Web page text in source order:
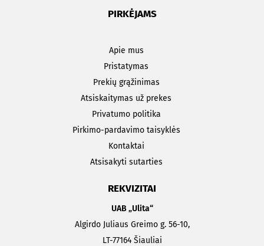
PIRKĖJAMS
Apie mus
Pristatymas
Prekių grąžinimas
Atsiskaitymas už prekes
Privatumo politika
Pirkimo-pardavimo taisyklės
Kontaktai
Atsisakyti sutarties
REKVIZITAI
UAB „Ulita“
Algirdo Juliaus Greimo g. 56-10,
LT-77164 Šiauliai